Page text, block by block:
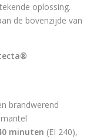
oplossing.
de bovenzijde van
brandwerend
minuten (EI 240),